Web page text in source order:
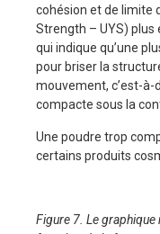
cohésion et de limite
Strength – UYS) plus
qui indique qu’une
pour briser la
mouvement, c’est-à-
compacte sous la
Une poudre trop
certains produits
Figure 7. Le